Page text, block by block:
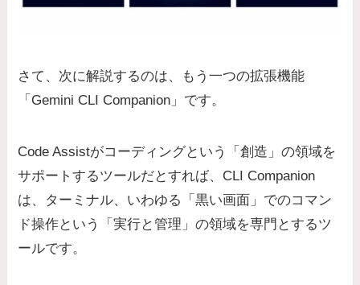
さて、次に解説するのは、もう一つの拡張機能
「Gemini CLI Companion」です。
Code Assistがコーディングという「創造」の領域を
サポートするツールだとすれば、CLI Companion
は、ターミナル、いわゆる「黒い画面」でのコマン
ド操作という「実行と管理」の領域を専門とするツ
ールです。